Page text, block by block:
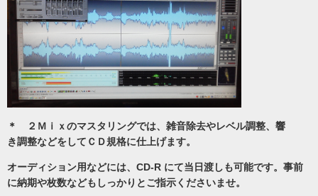
＊ ２Ｍｉｘのマスタリングでは、雑音除去やレベル調整、響
き調整などをしてＣＤ規格に仕上げます。
オーディション用などには、CD-R にて当日渡しも可能です。事前
に納期や枚数などもしっかりとご指示くださいませ。